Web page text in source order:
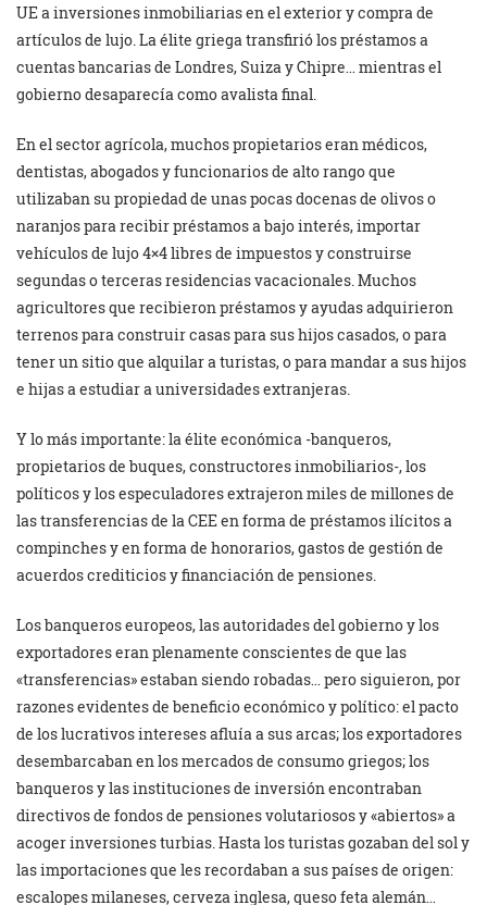
UE a inversiones inmobiliarias en el exterior y compra de
artículos de lujo. La élite griega transfirió los préstamos a
cuentas bancarias de Londres, Suiza y Chipre… mientras el
gobierno desaparecía como avalista final.
En el sector agrícola, muchos propietarios eran médicos,
dentistas, abogados y funcionarios de alto rango que
utilizaban su propiedad de unas pocas docenas de olivos o
naranjos para recibir préstamos a bajo interés, importar
vehículos de lujo 4×4 libres de impuestos y construirse
segundas o terceras residencias vacacionales. Muchos
agricultores que recibieron préstamos y ayudas adquirieron
terrenos para construir casas para sus hijos casados, o para
tener un sitio que alquilar a turistas, o para mandar a sus hijos
e hijas a estudiar a universidades extranjeras.
Y lo más importante: la élite económica -banqueros,
propietarios de buques, constructores inmobiliarios-, los
políticos y los especuladores extrajeron miles de millones de
las transferencias de la CEE en forma de préstamos ilícitos a
compinches y en forma de honorarios, gastos de gestión de
acuerdos crediticios y financiación de pensiones.
Los banqueros europeos, las autoridades del gobierno y los
exportadores eran plenamente conscientes de que las
«transferencias» estaban siendo robadas… pero siguieron, por
razones evidentes de beneficio económico y político: el pacto
de los lucrativos intereses afluía a sus arcas; los exportadores
desembarcaban en los mercados de consumo griegos; los
banqueros y las instituciones de inversión encontraban
directivos de fondos de pensiones volutariosos y «abiertos» a
acoger inversiones turbias. Hasta los turistas gozaban del sol y
las importaciones que les recordaban a sus países de origen:
escalopes milaneses, cerveza inglesa, queso feta alemán…